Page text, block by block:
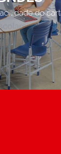
do